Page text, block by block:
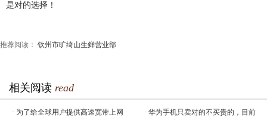
是对的选择！
推荐阅读： 钦州市旷绮山生鲜营业部
相关阅读 read
· 为了给全球用户提供高速宽带上网 · 华为手机只卖对的不买贵的，目前